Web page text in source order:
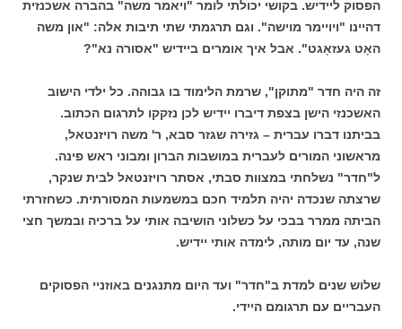
הפסוק ליידיש. בקושי יכולתי לומר "ויאמר משה" בהברה אשכנזית
דהיינו "ויויימר מוישה". וגם תרגמתי שתי תיבות אלה: "און משה
האָט געזאָגט". אבל איך אומרים ביידיש "אסורה נא"?
זה היה חדר "מתוקן", שרמת הלימוד בו גבוהה. כל ילדי הישוב
האשכנזי הישן בצפת דיברו יידיש לכן נזקקו לתרגום הכתוב.
בביתנו דברו עברית – גזירה שגזר סבא, ר' משה רויזנטאל,
מראשוני המורים לעברית במושבות הברון ומבוני ראש פינה.
ל"חדר" נשלחתי במצוות סבתי, אסתר רויזנטאל לבית שנקר,
שרצתה שנכדה יהיה תלמיד חכם במשמעות המסורתית. כשחזרתי
הביתה ממרר בבכי על כשלוני הושיבה אותי על ברכיה ובמשך חצי
שנה, עד יום מותה, לימדה אותי יידיש.
שלוש שנים למדת ב"חדר" ועד היום מתנגנים באוזניי הפסוקים
העבריים עם תרגומם היידי.